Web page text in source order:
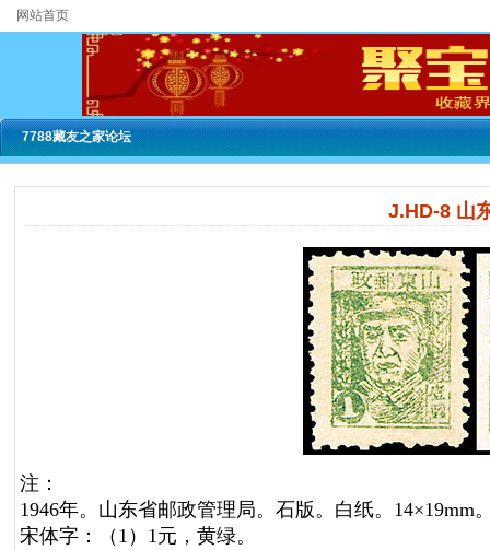
网站首页
7788藏友之家论坛
J.HD-8 山
注：
1946年。山东省邮政管理局。石版。白纸。14×19mm
宋体字：（1）1元，黄绿。